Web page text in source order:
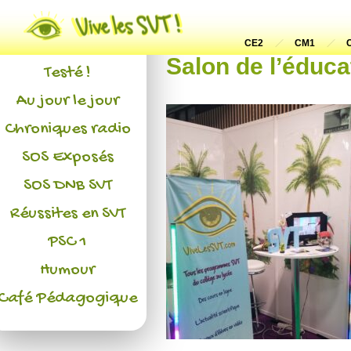
CE2 CM1
Salon de
Actualités
L'association
Testé !
Au jour le jour
Chroniques radio
SOS Exposés
SOS DNB SVT
Réussites en SVT
PSC 1
Humour
Pédagogique